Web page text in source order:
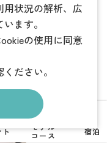
ト
モデル
コース
宿泊
状況の解析、広
ます。
の使用に同意
ださい。